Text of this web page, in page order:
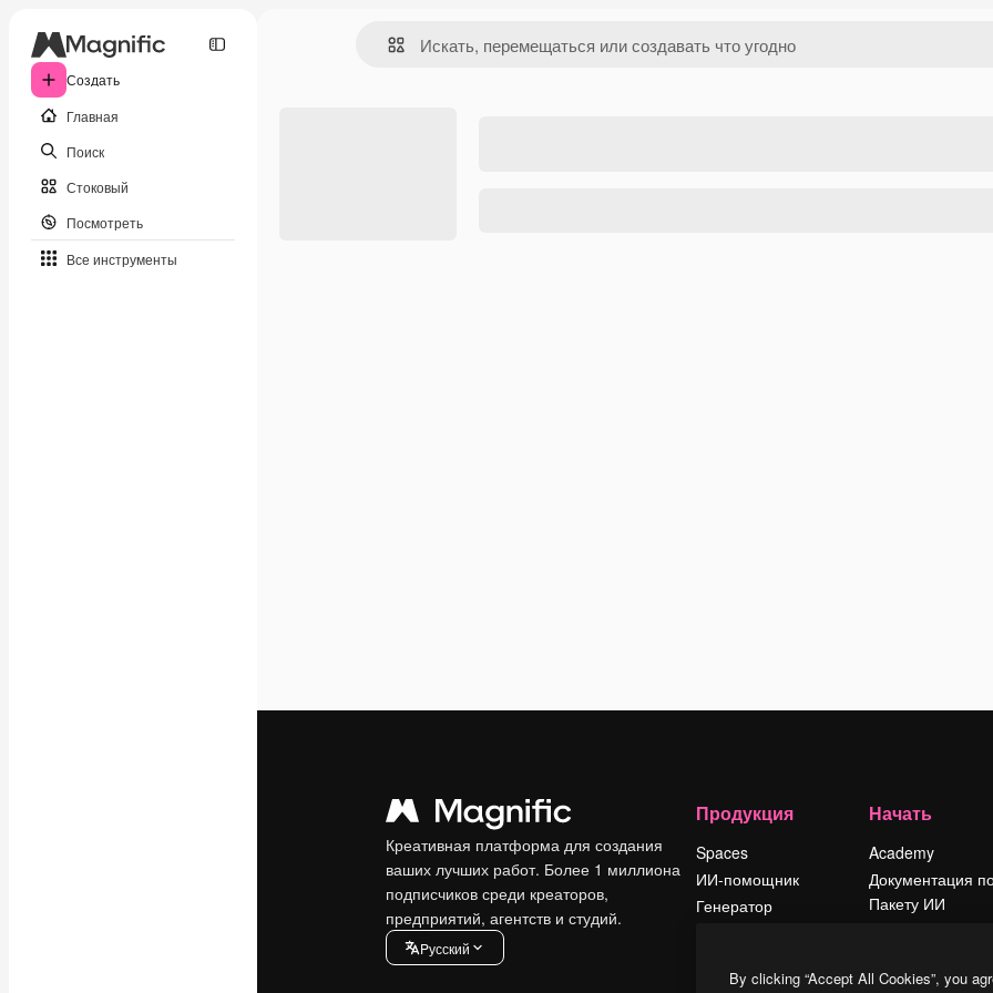
Создать
Главная
Поиск
Стоковый
Посмотреть
Все инструменты
Креативная платформа для создания
ваших лучших работ. Более 1 миллиона
подписчиков среди креаторов,
предприятий, агентств и студий.
Pусский
Продукция
Spaces
ИИ-помощник
Генератор
Начать
Academy
Документация
Пакету ИИ
Условия и
By clicking “Accept All Cookies”, you